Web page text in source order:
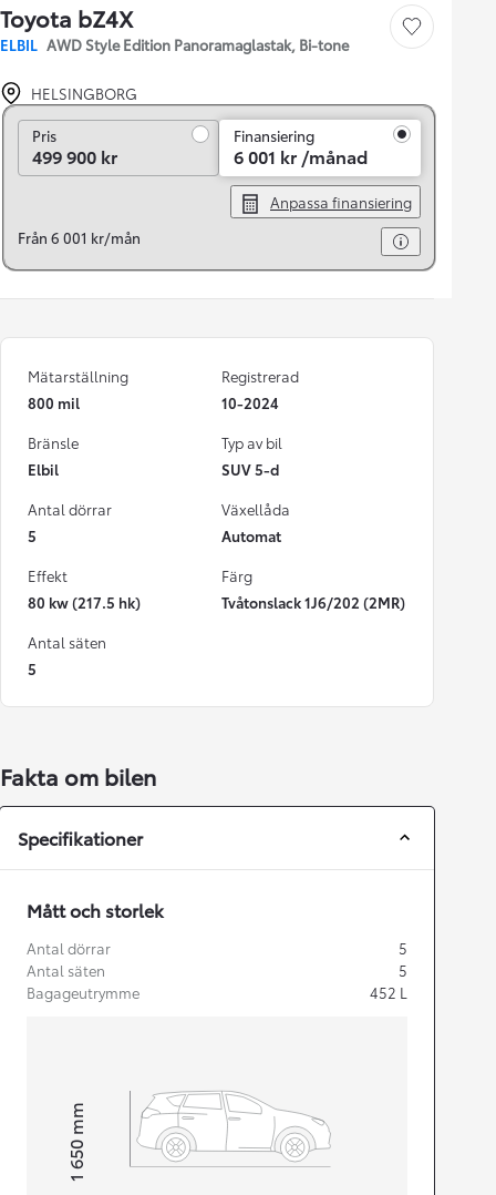
Toyota bZ4X
ELBIL AWD Style Edition Panoramaglastak, Bi-tone
Save car
HELSINGBORG
PrisPris
499 900 kr
Finansiering
6 001 kr /månad
Anpassa finansiering
Från 6 001 kr/mån
Mätarställning
800 mil
Registrerad
10-2024
Bränsle
Elbil
Typ av bil
SUV 5-d
Antal dörrar
5
Växellåda
Automat
Effekt
80 kw (217.5 hk)
Färg
Tvåtonslack 1J6/202 (2MR)
Antal säten
5
Fakta om bilen
Specifikationer
Mått och storlek
Antal dörrar
5
Antal säten
5
Bagageutrymme
452 L
Height1 650
mm